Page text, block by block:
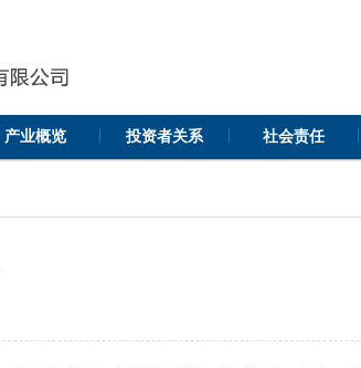
产业概览 投资者关系 社会责任